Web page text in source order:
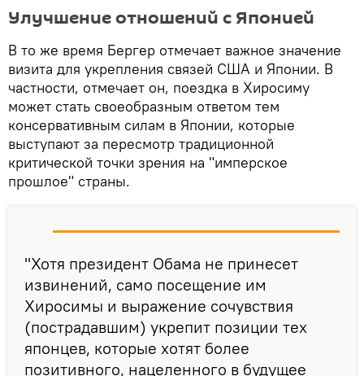
Улучшение отношений с Японией
В то же время Бергер отмечает важное значение
визита для укрепления связей США и Японии. В
частности, отмечает он, поездка в Хиросиму
может стать своеобразным ответом тем
консервативным силам в Японии, которые
выступают за пересмотр традиционной
критической точки зрения на "имперское
прошлое" страны.
"Хотя президент Обама не принесет
извинений, само посещение им
Хиросимы и выражение сочувствия
(пострадавшим) укрепит позиции тех
японцев, которые хотят более
позитивного, нацеленного в будущее